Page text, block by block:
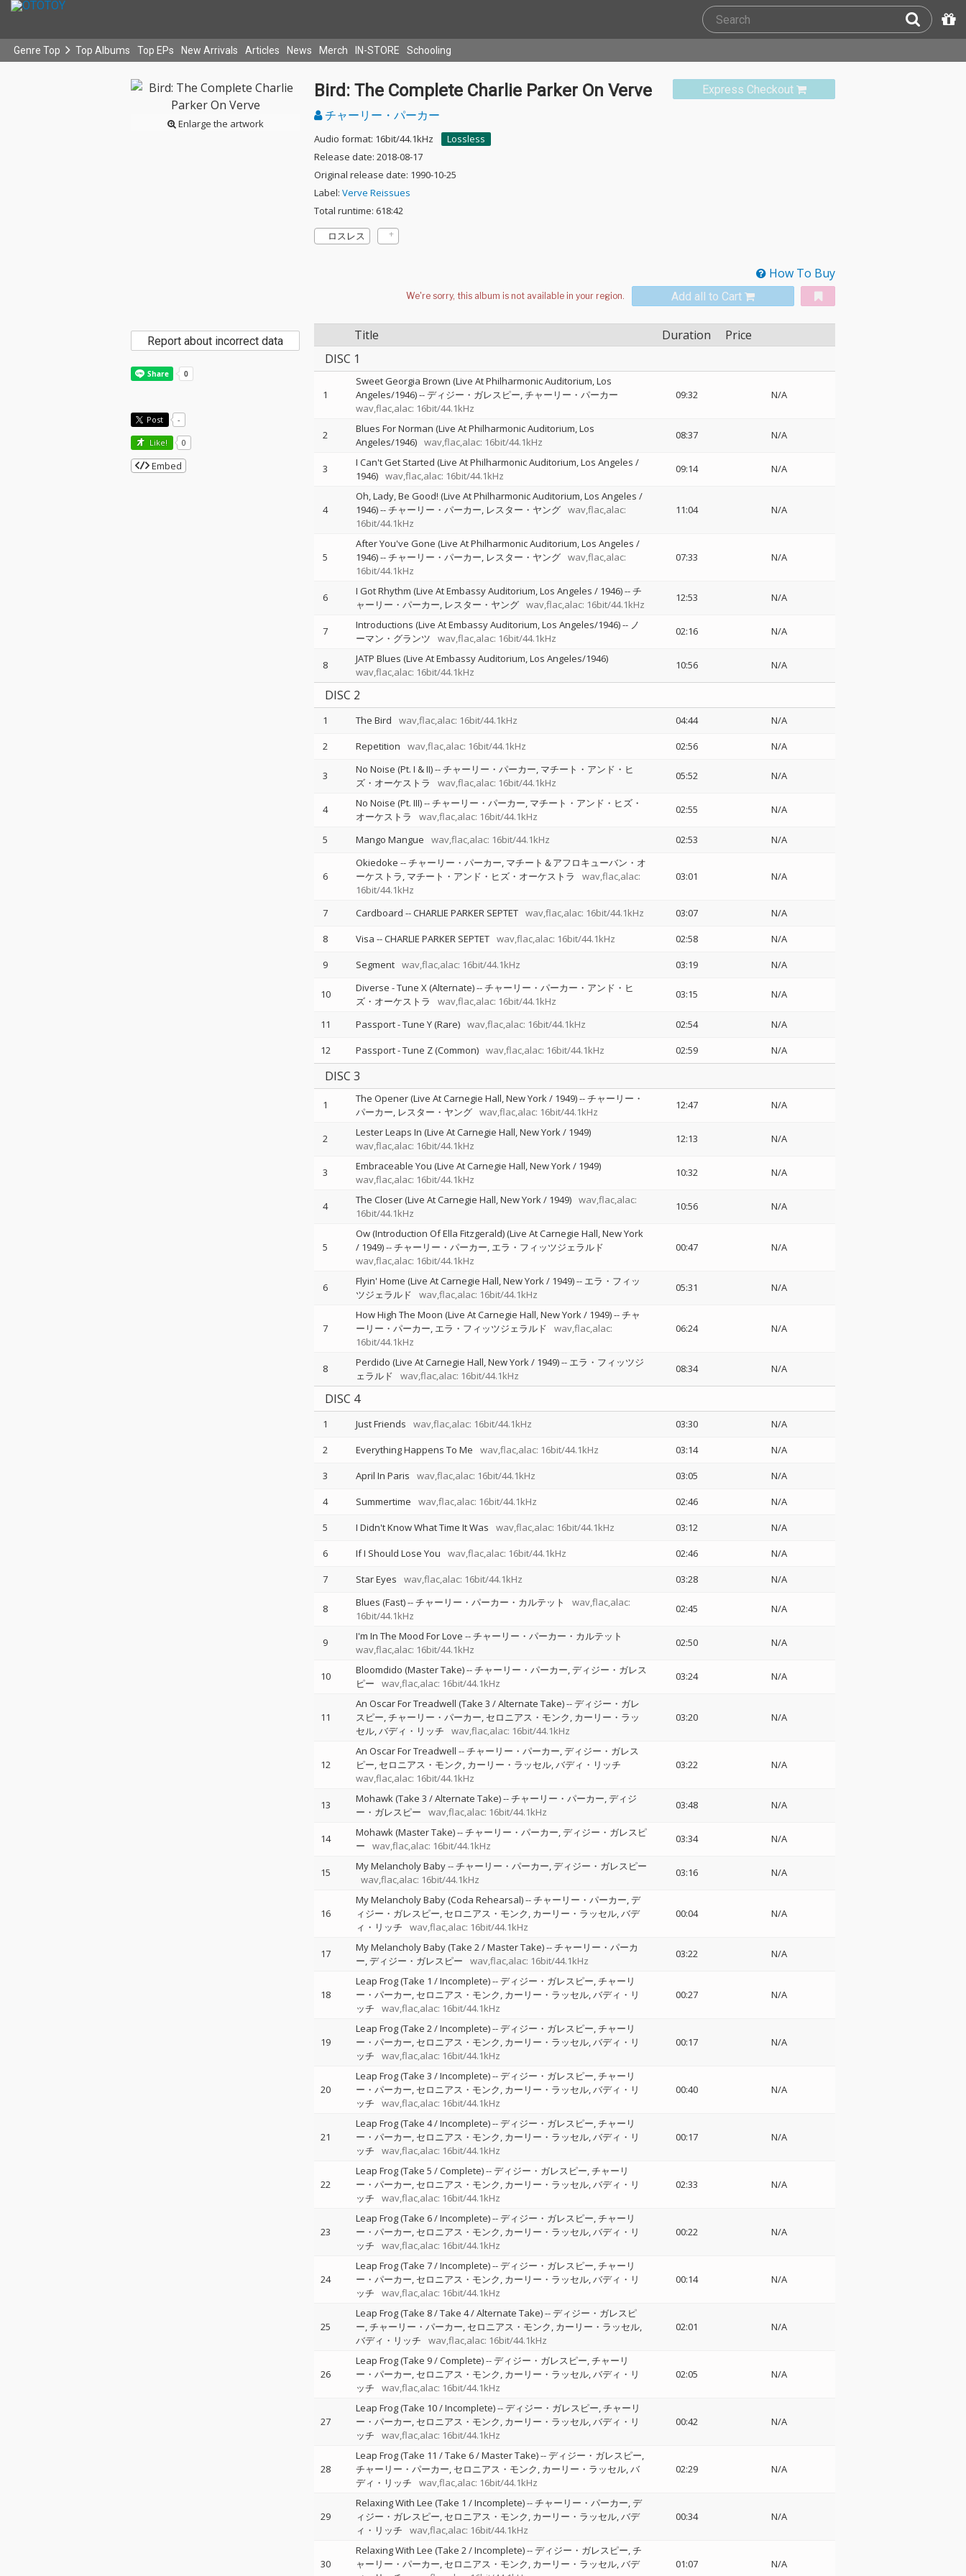
Genre Top Top Albums Top EPs New Arrivals Articles News Merch IN-STORE Schooling
Enlarge the artwork
Express Checkout
Bird: The Complete Charlie Parker On Verve
チャーリー・パーカー
Audio format: 16bit/44.1kHz
Lossless
Release date: 2018-08-17
Original release date: 1990-10-25
Label: Verve Reissues
Total runtime: 618:42
ロスレス
How To Buy
Add all to Cart
Title Duration
Price
DISC 1
1
Sweet Georgia Brown (Live At Philharmonic Auditorium, Los
Angeles/1946)--ディジー・ガレスピー チャーリー・パーカー
wav,flac,alac: 16bit/44.1kHz
09:32 N/A
2
Blues For Norman (Live At Philharmonic Auditorium, Los
Angeles/1946) wav,flac,alac: 16bit/44.1kHz
08:37 N/A
3
I Can't Get Started (Live At Philharmonic Auditorium, Los Angeles /
1946) wav,flac,alac: 16bit/44.1kHz
09:14 N/A
4
Oh, Lady, Be Good! (Live At Philharmonic Auditorium, Los Angeles /
1946)--チャーリー・パーカー レスター・ヤング wav,flac,alac:
16bit/44.1kHz
11:04 N/A
5
After You've Gone (Live At Philharmonic Auditorium, Los Angeles /
1946)--チャーリー・パーカー レスター・ヤング wav,flac,alac:
16bit/44.1kHz
07:33 N/A
6 I Got Rhythm (Live At Embassy Auditorium, Los Angeles / 1946)--チ
ャーリー・パーカー レスター・ヤング wav,flac,alac: 16bit/44.1kHz
12:53 N/A
7 Introductions (Live At Embassy Auditorium, Los Angeles/1946)-- ノ
ーマン・グランツ
wav,flac,alac: 16bit/44.1kHz
02:16 N/A
8
JATP Blues (Live At Embassy Auditorium, Los Angeles/1946)
wav,flac,alac: 16bit/44.1kHz
10:56 N/A
DISC 2
1 The Bird wav,flac,alac: 16bit/44.1kHz 04:44
N/A
2
Repetition wav,flac,alac: 16bit/44.1kHz 02:56 N/A
3 No Noise (Pt. I & II)--チャーリー・パーカー マチート・アンド・ヒ
ズ・オーケストラ
wav,flac,alac: 16bit/44.1kHz
05:52 N/A
4 No Noise (Pt. III)--チャーリー・パーカー マチート・アンド・ヒズ・
オーケストラ
wav,flac,alac: 16bit/44.1kHz
02:55 N/A
5 Mango Mangue wav,flac,alac: 16bit/44.1kHz 02:53 N/A
6
Okiedoke --チャーリー・パーカー マチート＆アフロキューバン・オ
ーケストラ マチート・アンド・ヒズ・オーケストラ
wav,flac,alac:
16bit/44.1kHz
03:01 N/A
7 Cardboard --CHARLIE PARKER SEPTET wav,flac,alac: 16bit/44.1kHz 03:07
N/A
8
Visa --CHARLIE PARKER SEPTET wav,flac,alac: 16bit/44.1kHz 02:58
N/A
9
Segment wav,flac,alac: 16bit/44.1kHz 03:19 N/A
10 Diverse - Tune X (Alternate)--チャーリー・パーカー・アンド・ヒ
ズ・オーケストラ
wav,flac,alac: 16bit/44.1kHz
03:15 N/A
11 Passport - Tune Y (Rare) wav,flac,alac: 16bit/44.1kHz 02:54
N/A
12
Passport - Tune Z (Common) wav,flac,alac: 16bit/44.1kHz 02:59 N/A
DISC 3
1 The Opener (Live At Carnegie Hall, New York / 1949)--チャーリー・
パーカー レスター・ヤング wav,flac,alac: 16bit/44.1kHz
12:47 N/A
2
Lester Leaps In (Live At Carnegie Hall, New York / 1949)
wav,flac,alac: 16bit/44.1kHz
12:13 N/A
3
Embraceable You (Live At Carnegie Hall, New York / 1949)
wav,flac,alac: 16bit/44.1kHz
10:32 N/A
4 The Closer (Live At Carnegie Hall, New York / 1949) wav,flac,alac:
16bit/44.1kHz
10:56 N/A
5
Ow (Introduction Of Ella Fitzgerald) (Live At Carnegie Hall, New York
/ 1949)--チャーリー・パーカー エラ・フィッツジェラルド
wav,flac,alac: 16bit/44.1kHz
00:47 N/A
6 Flyin' Home (Live At Carnegie Hall, New York / 1949)-- エラ・フィッ
ツジェラルド
wav,flac,alac: 16bit/44.1kHz
05:31 N/A
7
How High The Moon (Live At Carnegie Hall, New York / 1949)--チャ
ーリー・パーカー エラ・フィッツジェラルド
wav,flac,alac:
16bit/44.1kHz
06:24 N/A
8 Perdido (Live At Carnegie Hall, New York / 1949)-- エラ・フィッツジ
ェラルド
wav,flac,alac: 16bit/44.1kHz
08:34 N/A
DISC 4
1 Just Friends wav,flac,alac: 16bit/44.1kHz 03:30
N/A
2
Everything Happens To Me wav,flac,alac: 16bit/44.1kHz 03:14
N/A
3
April In Paris wav,flac,alac: 16bit/44.1kHz 03:05
N/A
4
Summertime wav,flac,alac: 16bit/44.1kHz 02:46
N/A
5
I Didn't Know What Time It Was wav,flac,alac: 16bit/44.1kHz 03:12
N/A
6
If I Should Lose You wav,flac,alac: 16bit/44.1kHz 02:46
N/A
7
Star Eyes wav,flac,alac: 16bit/44.1kHz 03:28 N/A
8 Blues (Fast)--チャーリー・パーカー・カルテット
wav,flac,alac:
16bit/44.1kHz
02:45 N/A
9 I'm In The Mood For Love --チャーリー・パーカー・カルテット
wav,flac,alac: 16bit/44.1kHz
02:50 N/A
10 Bloomdido (Master Take)--チャーリー・パーカー ディジー・ガレス
ピー
wav,flac,alac: 16bit/44.1kHz
03:24 N/A
11
An Oscar For Treadwell (Take 3 / Alternate Take)--ディジー・ガレ
スピー チャーリー・パーカー セロニアス・モンク カーリー・ラッ
セル バディ・リッチ wav,flac,alac: 16bit/44.1kHz
03:20 N/A
12
An Oscar For Treadwell --チャーリー・パーカー ディジー・ガレス
ピー セロニアス・モンク カーリー・ラッセル バディ・リッチ
wav,flac,alac: 16bit/44.1kHz
03:22 N/A
13 Mohawk (Take 3 / Alternate Take)--チャーリー・パーカー ディジ
ー・ガレスピー
wav,flac,alac: 16bit/44.1kHz
03:48 N/A
14 Mohawk (Master Take)--チャーリー・パーカー ディジー・ガレスピ
ー
wav,flac,alac: 16bit/44.1kHz
03:34 N/A
15 My Melancholy Baby--チャーリー・パーカー ディジー・ガレスピー
wav,flac,alac: 16bit/44.1kHz
03:16 N/A
16
My Melancholy Baby (Coda Rehearsal)--チャーリー・パーカー デ
ィジー・ガレスピー セロニアス・モンク カーリー・ラッセル バデ
ィ・リッチ
wav,flac,alac: 16bit/44.1kHz
00:04 N/A
17 My Melancholy Baby (Take 2 / Master Take)--チャーリー・パーカ
ー ディジー・ガレスピー wav,flac,alac: 16bit/44.1kHz
03:22 N/A
18
Leap Frog (Take 1 / Incomplete)--ディジー・ガレスピー チャーリ
ー・パーカー セロニアス・モンク カーリー・ラッセル バディ・リ
ッチ
wav,flac,alac: 16bit/44.1kHz
00:27 N/A
19
Leap Frog (Take 2 / Incomplete)--ディジー・ガレスピー チャーリ
ー・パーカー セロニアス・モンク カーリー・ラッセル バディ・リ
ッチ
wav,flac,alac: 16bit/44.1kHz
00:17 N/A
20
Leap Frog (Take 3 / Incomplete)--ディジー・ガレスピー チャーリ
ー・パーカー セロニアス・モンク カーリー・ラッセル バディ・リ
ッチ
wav,flac,alac: 16bit/44.1kHz
00:40 N/A
21
Leap Frog (Take 4 / Incomplete)--ディジー・ガレスピー チャーリ
ー・パーカー セロニアス・モンク カーリー・ラッセル バディ・リ
ッチ
wav,flac,alac: 16bit/44.1kHz
00:17 N/A
22
Leap Frog (Take 5 / Complete)--ディジー・ガレスピー チャーリ
ー・パーカー セロニアス・モンク カーリー・ラッセル バディ・リ
ッチ
wav,flac,alac: 16bit/44.1kHz
02:33 N/A
23
Leap Frog (Take 6 / Incomplete)--ディジー・ガレスピー チャーリ
ー・パーカー セロニアス・モンク カーリー・ラッセル バディ・リ
ッチ
wav,flac,alac: 16bit/44.1kHz
00:22 N/A
24
Leap Frog (Take 7 / Incomplete)--ディジー・ガレスピー チャーリ
ー・パーカー セロニアス・モンク カーリー・ラッセル バディ・リ
ッチ
wav,flac,alac: 16bit/44.1kHz
00:14 N/A
25
Leap Frog (Take 8 / Take 4 / Alternate Take)--ディジー・ガレスピ
ー チャーリー・パーカー セロニアス・モンク カーリー・ラッセル
バディ・リッチ
wav,flac,alac: 16bit/44.1kHz
02:01 N/A
26
Leap Frog (Take 9 / Complete)--ディジー・ガレスピー チャーリ
ー・パーカー セロニアス・モンク カーリー・ラッセル バディ・リ
ッチ
wav,flac,alac: 16bit/44.1kHz
02:05 N/A
27
Leap Frog (Take 10 / Incomplete)--ディジー・ガレスピー チャーリ
ー・パーカー セロニアス・モンク カーリー・ラッセル バディ・リ
ッチ
wav,flac,alac: 16bit/44.1kHz
00:42 N/A
28
Leap Frog (Take 11 / Take 6 / Master Take)--ディジー・ガレスピー
チャーリー・パーカー セロニアス・モンク カーリー・ラッセル バ
ディ・リッチ
wav,flac,alac: 16bit/44.1kHz
02:29 N/A
29
Relaxing With Lee (Take 1 / Incomplete)--チャーリー・パーカー デ
ィジー・ガレスピー セロニアス・モンク カーリー・ラッセル バデ
ィ・リッチ
wav,flac,alac: 16bit/44.1kHz
00:34 N/A
30
Relaxing With Lee (Take 2 / Incomplete)--ディジー・ガレスピー チ
ャーリー・パーカー セロニアス・モンク カーリー・ラッセル バデ
01:07 N/A
Report about incorrect data
Post -
Like! 0
Embed